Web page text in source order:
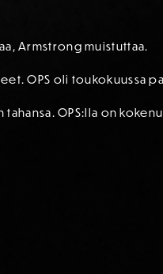
Armstrong muistuttaa.
OPS oli toukokuussa
OPS:lla on